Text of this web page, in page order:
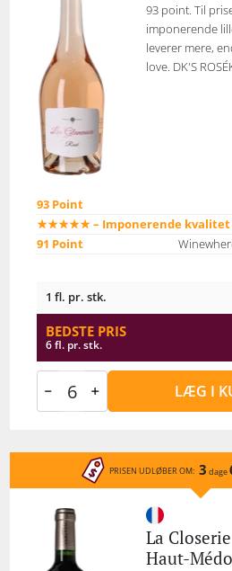
93 point. Til
imponerende
leverer mere,
love. DK'S
93 Point
★★★★★ – Imponerende kvalitet
91 Point
1 fl. pr. stk.
BEDSTE PRIS
6 fl. pr. stk.
LÆG I
PRISEN UDLØBER OM: 3 dage
La
Haut-